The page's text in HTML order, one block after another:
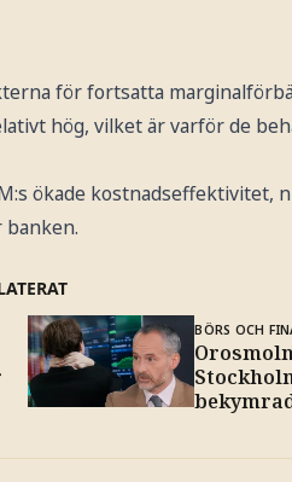
för fortsatta
hög, vilket är varför de
ökade kostnadseffektivitet,
BÖRS OCH